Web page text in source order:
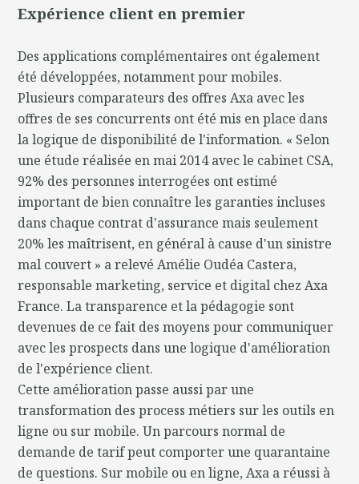
Expérience client en premier
Des applications complémentaires ont également
été développées, notamment pour mobiles.
Plusieurs comparateurs des offres Axa avec les
offres de ses concurrents ont été mis en place dans
la logique de disponibilité de l'information. « Selon
une étude réalisée en mai 2014 avec le cabinet CSA,
92% des personnes interrogées ont estimé
important de bien connaître les garanties incluses
dans chaque contrat d'assurance mais seulement
20% les maîtrisent, en général à cause d'un sinistre
mal couvert » a relevé Amélie Oudéa Castera,
responsable marketing, service et digital chez Axa
France. La transparence et la pédagogie sont
devenues de ce fait des moyens pour communiquer
avec les prospects dans une logique d'amélioration
de l'expérience client.
Cette amélioration passe aussi par une
transformation des process métiers sur les outils en
ligne ou sur mobile. Un parcours normal de
demande de tarif peut comporter une quarantaine
de questions. Sur mobile ou en ligne, Axa a réussi à